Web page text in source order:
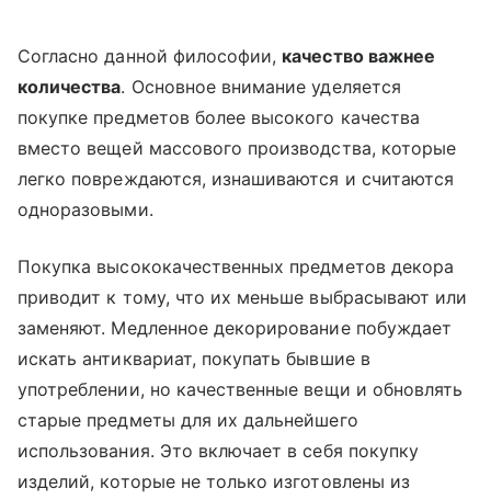
Согласно данной философии, качество важнее
количества. Основное внимание уделяется
покупке предметов более высокого качества
вместо вещей массового производства, которые
легко повреждаются, изнашиваются и считаются
одноразовыми.
Покупка высококачественных предметов декора
приводит к тому, что их меньше выбрасывают или
заменяют. Медленное декорирование побуждает
искать антиквариат, покупать бывшие в
употреблении, но качественные вещи и обновлять
старые предметы для их дальнейшего
использования. Это включает в себя покупку
изделий, которые не только изготовлены из